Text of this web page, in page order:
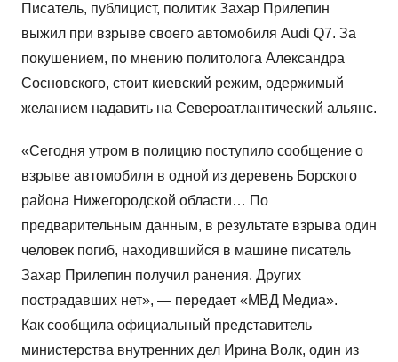
Писатель, публицист, политик Захар Прилепин
выжил при взрыве своего автомобиля Audi Q7. За
покушением, по мнению политолога Александра
Сосновского, стоит киевский режим, одержимый
желанием надавить на Североатлантический альянс.
«Сегодня утром в полицию поступило сообщение о
взрыве автомобиля в одной из деревень Борского
района Нижегородской области… По
предварительным данным, в результате взрыва один
человек погиб, находившийся в машине писатель
Захар Прилепин получил ранения. Других
пострадавших нет», — передает «МВД Медиа».
Как сообщила официальный представитель
министерства внутренних дел Ирина Волк, один из